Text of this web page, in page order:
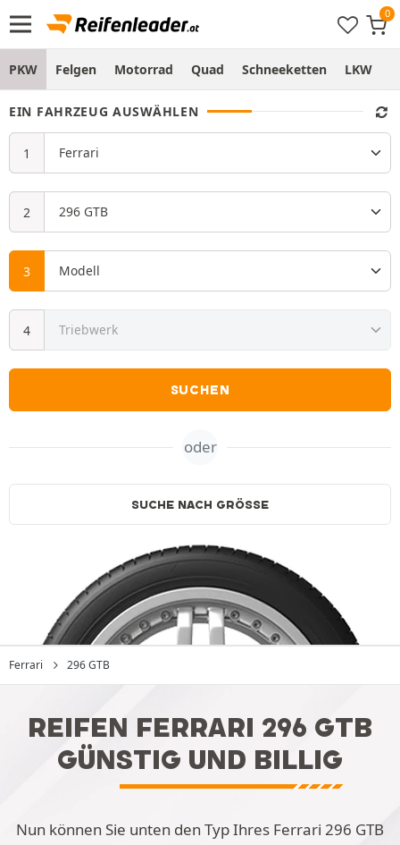
PKW Felgen Motorrad Quad Schneeketten LKW
EIN FAHRZEUG AUSWÄHLEN
SUCHEN
oder
SUCHE NACH GRÖSSE
Ferrari 296 GTB
REIFEN FERRARI 296 GTB
GÜNSTIG UND BILLIG
Nun können Sie unten den Typ Ihres Ferrari 296 GTB